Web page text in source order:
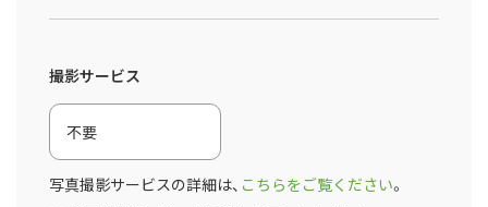
撮影サービス
写真撮影サービスの詳細は、 こちらをご覧ください。